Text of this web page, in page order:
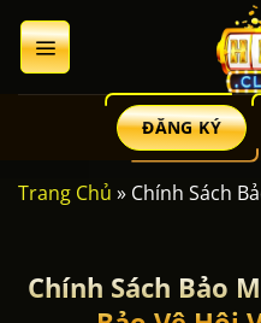
đến
nội
dung
ĐĂNG KÝ
Trang Chủ » Chính Sách
Chính Sách Bảo